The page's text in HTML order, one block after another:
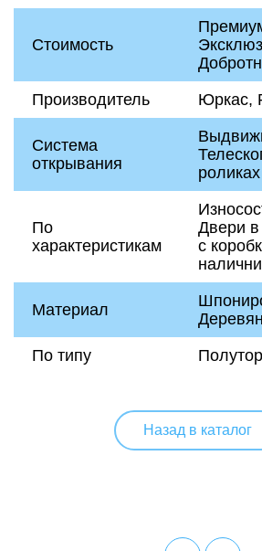
Стоимость
Производитель
Юркас,
Система
открывания
роликах
По
характеристикам
Двери
с
Материал
По типу
Назад в каталог